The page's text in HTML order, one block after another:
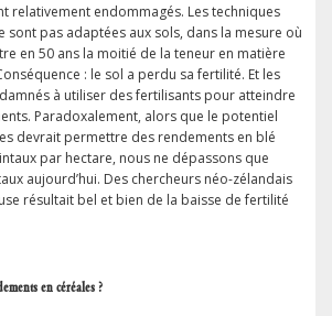
relativement endommagés. Les techniques
sont pas adaptées aux sols, dans la mesure où
en 50 ans la moitié de la teneur en matière
: le sol a perdu sa fertilité. Et les
à utiliser des fertilisants pour atteindre
Paradoxalement, alors que le potentiel
devrait permettre des rendements en blé
par hectare, nous ne dépassons que
aujourd’hui. Des chercheurs néo-zélandais
résultait bel et bien de la baisse de fertilité
en céréales ?